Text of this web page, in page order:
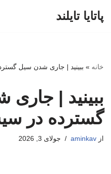
پاتایا تایلند
خانه » ببینید | جاری شدن سیل
ببینید |
گسترده در
از aminkav جولای 3, 2026